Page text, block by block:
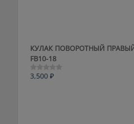
КУЛАК ПОВОРОТНЫЙ ПРАВЫЙ
FB10-18
Оценка
3,500 ₽